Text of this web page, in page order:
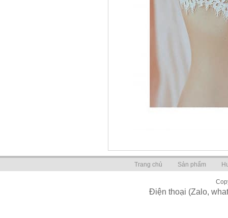
Trang chủ Sản phẩm
Điện thoại (Zalo,